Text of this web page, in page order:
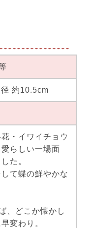
約10.5cm
・イワイチョウ
らしい一場面
た。
て蝶の鮮やかな
、どこか懐かし
変わり。